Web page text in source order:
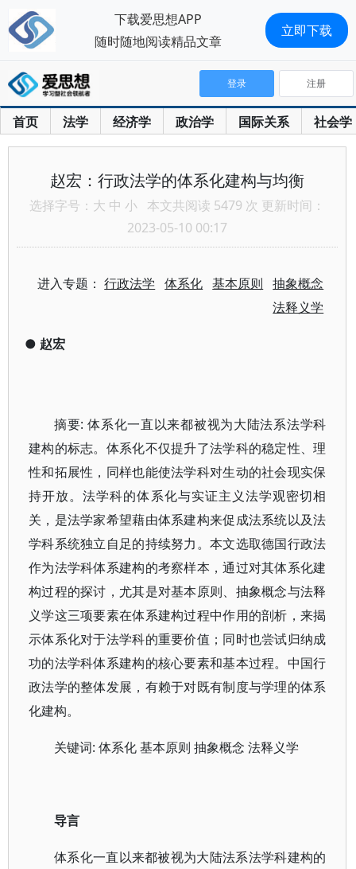
首页 法学 经济学 政治学 国际关系 社会学
登录 注册
赵宏：行政法学的体系化建构与均衡
选择字号： 大 中 小 本文共阅读 5479 次 更新时间：
2023-05-10 00:17
进入专题：行政法学 体系化 基本原则
抽象概念
法释义学
● 赵宏
摘要: 体系化一直以来都被视为大陆法系法学科
建构的标志。体系化不仅提升了法学科的稳定性、理
性和拓展性，同样也能使法学科对生动的社会现实保
持开放。法学科的体系化与实证主义法学观密切相
关，是法学家希望藉由体系建构来促成法系统以及法
学科系统独立自足的持续努力。本文选取德国行政法
作为法学科体系建构的考察样本，通过对其体系化建
构过程的探讨，尤其是对基本原则、抽象概念与法释
义学这三项要素在体系建构过程中作用的剖析，来揭
示体系化对于法学科的重要价值；同时也尝试归纳成
功的法学科体系建构的核心要素和基本过程。中国行
政法学的整体发展，有赖于对既有制度与学理的体系
化建构。
关键词: 体系化 基本原则 抽象概念 法释义学
导言
体系化一直以来都被视为大陆法系法学科建构的
下载爱思想APP
随时随地阅读精品文章
立即下载